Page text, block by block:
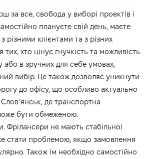
за все, свобода у виборі проектів і
плануєте свій день, маєте
різними клієнтами та з різних
тих, хто цінує гнучкість та можливість
або в зручних для себе умовах,
вибір. Це також дозволяє уникнути
до офісу, що особливо актуально
Слов’янськ, де транспортна
бути обмеженою.
Фрілансери не мають стабільної
стати проблемою, якщо замовлення
Також їм необхідно самостійно